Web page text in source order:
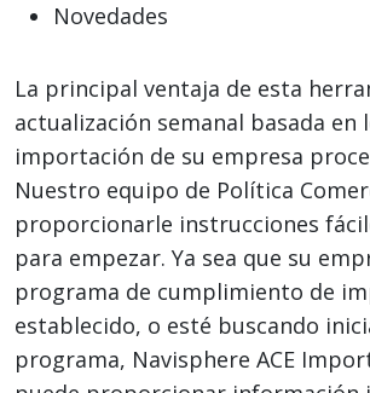
Novedades
La principal ventaja de esta
actualización semanal basada en
importación de su empresa
Nuestro equipo de Política
proporcionarle instrucciones
para empezar. Ya sea que su
programa de cumplimiento de
establecido, o esté buscando
programa, Navisphere ACE